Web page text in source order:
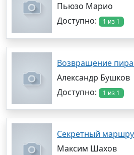
Пьюзо Марио
Доступно:
1 из 1
Возвращение
Александр Бушков
Доступно:
1 из 1
Секретный
Максим Шахов